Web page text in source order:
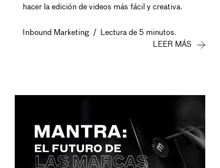
hacer la edición de videos más fácil y creativa.
Inbound Marketing /
Lectura de 5 minutos.
LEER MÁS